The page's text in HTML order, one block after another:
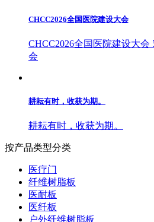
CHCC2026全国医院建设大会
CHCC2026全国医院建设大会
会
耕耘有时，收获为期。
耕耘有时，收获为期。
按产品类型分类
医疗门
纤维树脂板
医耐板
医纤板
户外纤维树脂板